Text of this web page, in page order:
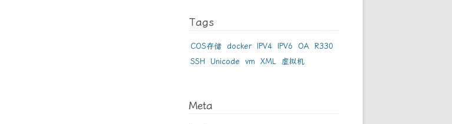
Tags
COS存储 docker IPV4 IPV6 OA R330
SSH
Unicode vm XML 虚拟机
Meta